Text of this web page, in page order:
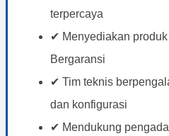
terpercaya
✔ Menyediakan
Bergaransi
✔ Tim teknis
dan konfigurasi
✔ Mendukung